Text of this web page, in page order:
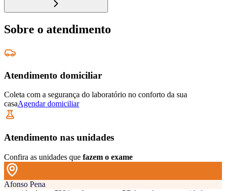
Sobre o atendimento
Atendimento domiciliar
Coleta com a segurança do laboratório no conforto da sua
casaAgendar domiciliar
Atendimento nas unidades
Confira as unidades que fazem o exame
Afonso Pena